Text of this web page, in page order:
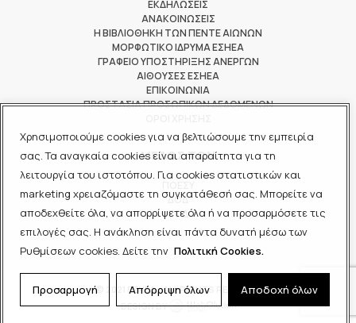
Χρησιμοποιούμε cookies για να βελτιώσουμε την εμπειρία
σας. Τα αναγκαία cookies είναι απαραίτητα για τη
λειτουργία του ιστοτόπου. Για cookies στατιστικών και
marketing χρειαζόμαστε τη συγκατάθεσή σας. Μπορείτε να
αποδεχθείτε όλα, να απορρίψετε όλα ή να προσαρμόσετε τις
επιλογές σας. Η ανάκληση είναι πάντα δυνατή μέσω των
Ρυθμίσεων cookies. Δείτε την Πολιτική Cookies.
Προσαρμογή Απόρριψη όλων Αποδοχή όλων
ΕΚΔΗΛΩΣΕΙΣ
ΑΝΑΚΟΙΝΩΣΕΙΣ
Η ΒΙΒΛΙΟΘΗΚΗ ΤΩΝ ΠΕΝΤΕ ΑΙΩΝΩΝ
ΜΟΡΦΩΤΙΚΟ ΙΔΡΥΜΑ ΕΣΗΕΑ
ΓΡΑΦΕΙΟ ΥΠΟΣΤΗΡΙΞΗΣ ΑΝΕΡΓΩΝ
ΑΙΘΟΥΣΕΣ ΕΣΗΕΑ
ΕΠΙΚΟΙΝΩΝΙΑ
ΠΡΟΣΤΑΣΙΑ ΠΡΟΣΩΠΙΚΩΝ ΔΕΔΟΜΕΝΩΝ
ΜΕΛΟΣ ΤΩΝ
ΔΟΔ
ΕΟΔ
© 2021 ΕΣΗΕΑ - ALL RIGHTS RESERVED
DESIGN BY